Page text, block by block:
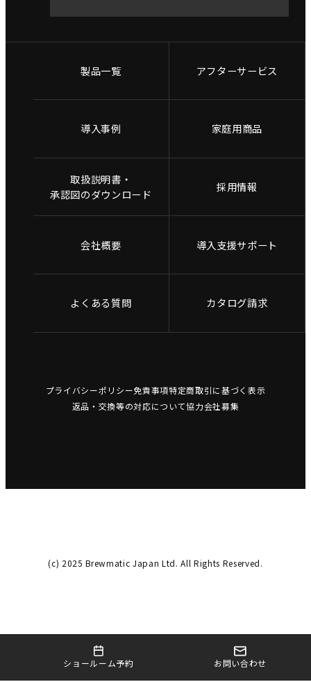
ショールーム予約 お問い合わせ
製品一覧 アフターサービス
導入事例 家庭用商品
取扱説明書・
承認図のダウンロード
採用情報
会社概要 導入支援サポート
よくある質問 カタログ請求
プライバシーポリシー免責事項特定商取引に基づく表示
返品・交換等の対応について協力会社募集
(c) 2025 Brewmatic Japan Ltd. All Rights Reserved.